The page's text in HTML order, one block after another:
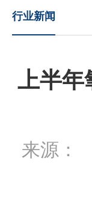
行业新闻
上半年
来源：